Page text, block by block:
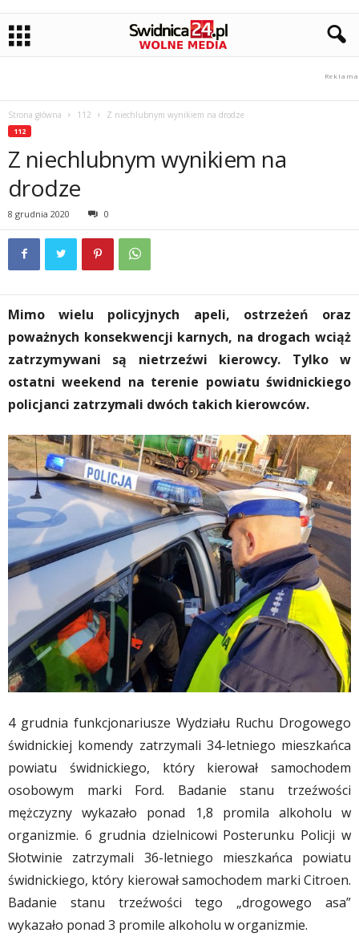
Strona główna 112 Z niechlubnym wynikiem na drodze
112
Z niechlubnym wynikiem na
drodze
8 grudnia 2020 0
Mimo wielu policyjnych apeli, ostrzeżeń oraz
poważnych konsekwencji karnych, na drogach wciąż
zatrzymywani są nietrzeźwi kierowcy. Tylko w
ostatni weekend na terenie powiatu świdnickiego
policjanci zatrzymali dwóch takich kierowców.
4 grudnia funkcjonariusze Wydziału Ruchu Drogowego
świdnickiej komendy zatrzymali 34-letniego mieszkańca
powiatu świdnickiego, który kierował samochodem
osobowym marki Ford. Badanie stanu trzeźwości
mężczyzny wykazało ponad 1,8 promila alkoholu w
organizmie. 6 grudnia dzielnicowi Posterunku Policji w
Słotwinie zatrzymali 36-letniego mieszkańca powiatu
świdnickiego, który kierował samochodem marki Citroen.
Badanie stanu trzeźwości tego „drogowego asa”
wykazało ponad 3 promile alkoholu w organizmie.